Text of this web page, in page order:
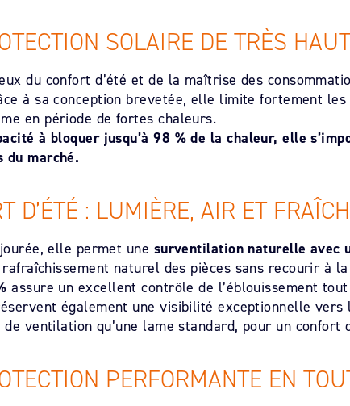
SOLAIRE DE TRÈS
du confort d’été et de la maîtrise des
à sa conception brevetée, elle limite fortement
en période de fortes chaleurs.
à bloquer jusqu’à 98 % de la chaleur, elle
du marché.
D’ÉTÉ : LUMIÈRE, AIR ET
elle permet une surventilation naturelle avec
naturel des pièces sans recourir à
assure un excellent contrôle de l’éblouissement
également une visibilité exceptionnelle vers
ventilation qu’une lame standard, pour un confort
PERFORMANTE EN